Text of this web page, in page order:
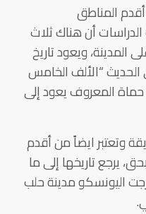
المناطق
أن هناك ثلاث
ويعود تاريخ
الحديث “الألف الخامس
حماة المعروف يعود إلى
وتعتبر ايضاً من أقدم
يرجع تاريخها إلى ما
اليونسكو مدينة حلب